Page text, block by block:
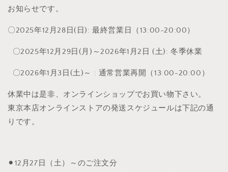
お知らせです。
〇2025年12月28日(日): 最終営業日（13:00-20:00）
〇2025年12月29日(月)～2026年1月2日 (土): 冬季休業
〇2026年1月3日(土)～ : 通常営業再開（13:00-20:00）
休業中は是非、オンラインショップでお買い物下さい。
東京本店オンラインストアの発送スケジュールは下記の通
りです。
⚫︎12月27日（土）～のご注文分